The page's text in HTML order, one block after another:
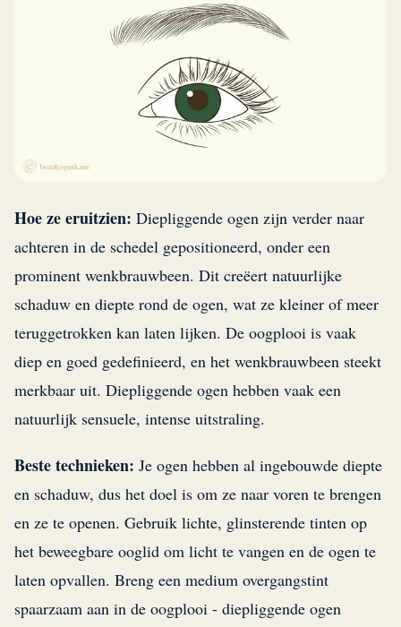
Hoe ze eruitzien: Diepliggende ogen zijn verder naar
achteren in de schedel gepositioneerd, onder een
prominent wenkbrauwbeen. Dit creëert natuurlijke
schaduw en diepte rond de ogen, wat ze kleiner of meer
teruggetrokken kan laten lijken. De oogplooi is vaak
diep en goed gedefinieerd, en het wenkbrauwbeen steekt
merkbaar uit. Diepliggende ogen hebben vaak een
natuurlijk sensuele, intense uitstraling.
Beste technieken: Je ogen hebben al ingebouwde diepte
en schaduw, dus het doel is om ze naar voren te brengen
en ze te openen. Gebruik lichte, glinsterende tinten op
het beweegbare ooglid om licht te vangen en de ogen te
laten opvallen. Breng een medium overgangstint
spaarzaam aan in de oogplooi - diepliggende ogen